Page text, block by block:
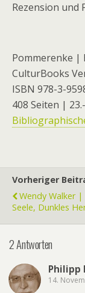
Rezension und
Pommerenke |
CulturBooks
ISBN 978-3-
408 Seiten |
Vorheriger
Wendy Walker |
Seele, Dunkles
2 Antworten
Philipp
14.